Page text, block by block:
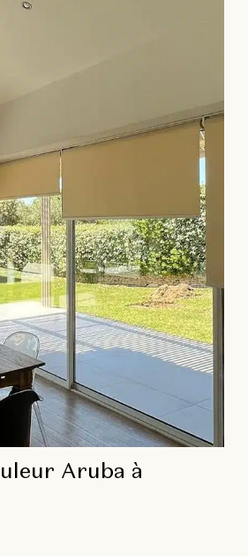
Aruba à